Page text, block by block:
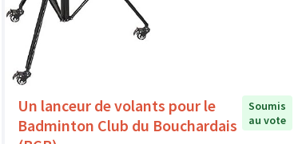
Un lanceur de volants pour le
Badminton Club du Bouchardais
Soumis
au vote